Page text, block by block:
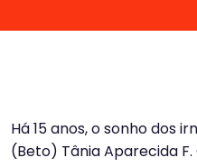
Há 15 anos, o sonho dos
(Beto) Tânia Aparecida